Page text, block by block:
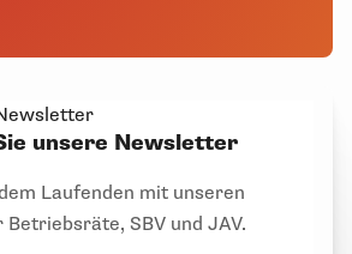
unsere Newsletter
Laufenden mit unseren
SBV und JAV.